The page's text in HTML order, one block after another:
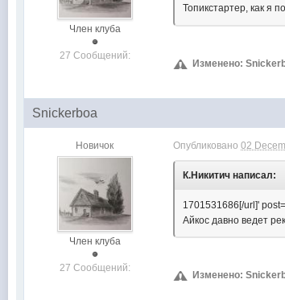
Член клуба
27 Сообщений:
Топикстартер, как я
Изменено:
Snickerboa
Новичок
Член клуба
27 Сообщений:
Опубликовано02
К.Никитич написал:
1701531686[/url]'
Айкос давно ведет
Изменено: